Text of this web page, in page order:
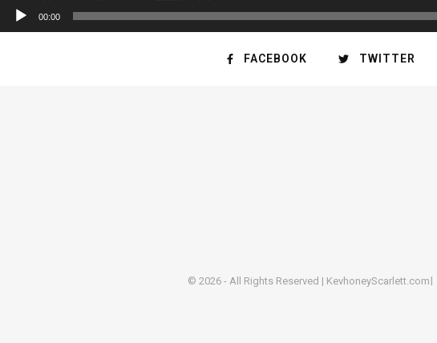
00:00
FACEBOOK TWITTER
© 2026 - All Rights Reserved | KevhoneyScarlett.com